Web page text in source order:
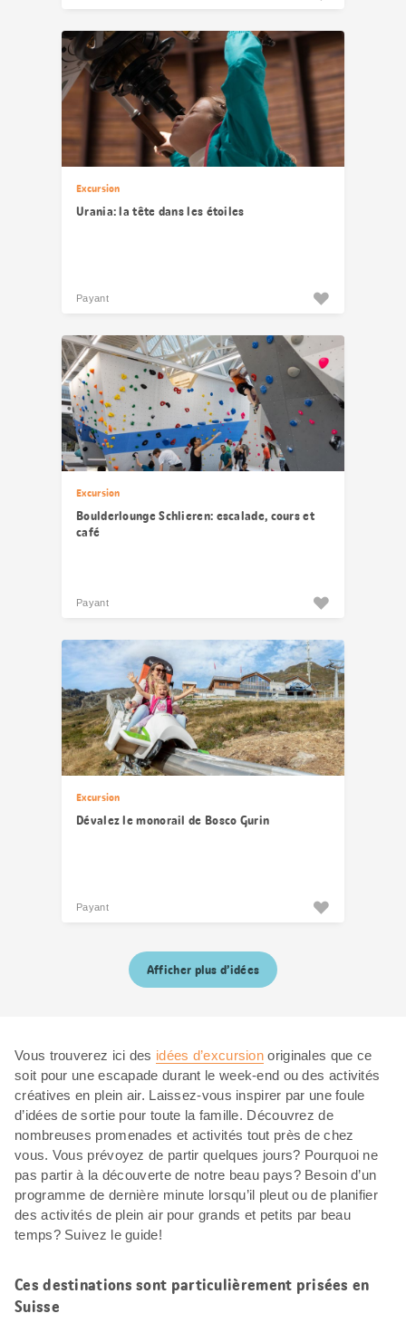
Excursion
Urania: la tête dans les étoiles
Payant
Excursion
Boulderlounge Schlieren: escalade, cours et
café
Payant
Excursion
Dévalez le monorail de Bosco Gurin
Payant
Afficher plus d’idées
Vous trouverez ici des idées d’excursion originales que ce
soit pour une escapade durant le week-end ou des activités
créatives en plein air. Laissez-vous inspirer par une foule
d’idées de sortie pour toute la famille. Découvrez de
nombreuses promenades et activités tout près de chez
vous. Vous prévoyez de partir quelques jours? Pourquoi ne
pas partir à la découverte de notre beau pays? Besoin d’un
programme de dernière minute lorsqu’il pleut ou de planifier
des activités de plein air pour grands et petits par beau
temps? Suivez le guide!
Ces destinations sont particulièrement prisées en
Suisse